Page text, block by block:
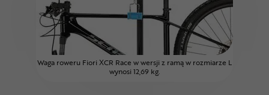
Waga roweru Fiori XCR Race w wersji z ramą w rozmiarze L
wynosi 12,69 kg.